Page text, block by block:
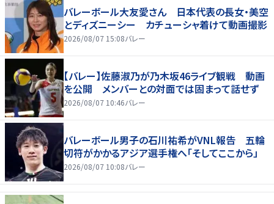
バレーボール大友愛さん 日本代表の長女・美空
とディズニーシー カチューシャ着けて動画撮影
2026/08/07 15:08バレー
【バレー】佐藤淑乃が乃木坂46ライブ観戦 動画
を公開 メンバーとの対面では固まって話せず
2026/08/07 10:46バレー
バレーボール男子の石川祐希がVNL報告 五輪
切符がかかるアジア選手権へ「そしてここから」
2026/08/07 10:08バレー